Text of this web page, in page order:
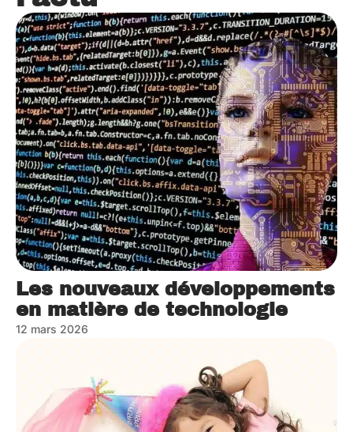
Les nouveaux développements
en matière de technologie
12 mars 2026